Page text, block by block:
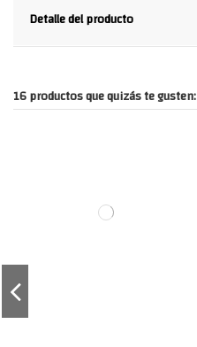
Detalle del producto
16 productos que quizás te gusten: